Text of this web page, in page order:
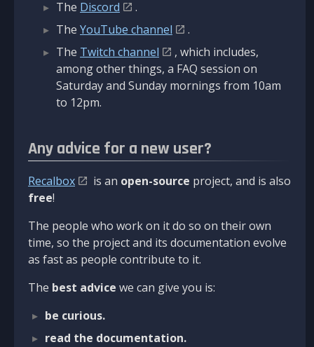
The Discord
.
The YouTube channel
.
The Twitch channel
, which includes,
among other things, a FAQ session on
Saturday and Sunday mornings from 10am
to 12pm.
Any advice for a new user?
Recalbox is an open-source project, and is also
free!
The people who work on it do so on their own
time, so the project and its documentation evolve
as fast as people contribute to it.
The best advice we can give you is:
be curious.
read the documentation.